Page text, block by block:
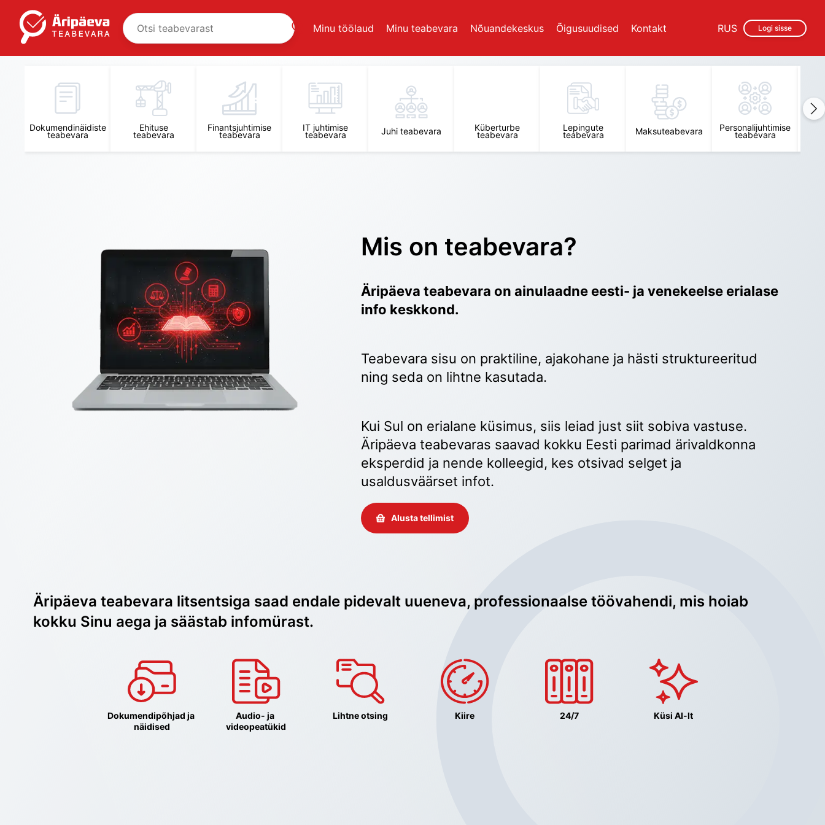
Minu töölaud Minu teabevara Nõuandekeskus Õigusuudised Kontakt Logi sisse
RUS
Dokumendinäidiste
teabevara
Ehituse
teabevara
Finantsjuhtimise
teabevara
IT juhtimise
teabevara Juhi teabevara Küberturbe
teabevara
Lepingute
teabevara Maksuteabevara Personalijuhtimise
teabevara
Mis on teabevara?
Äripäeva teabevara on ainulaadne eesti- ja venekeelse erialase
info keskkond.
Teabevara sisu on praktiline, ajakohane ja hästi struktureeritud
ning seda on lihtne kasutada.
Kui Sul on erialane küsimus, siis leiad just siit sobiva vastuse.
Äripäeva teabevaras saavad kokku Eesti parimad ärivaldkonna
eksperdid ja nende kolleegid, kes otsivad selget ja
usaldusväärset infot.
Alusta tellimist
Äripäeva teabevara litsentsiga saad endale pidevalt uueneva, professionaalse töövahendi, mis hoiab
kokku Sinu aega ja säästab infomürast.
Dokumendipõhjad ja
näidised
Audio- ja
videopeatükid
Lihtne otsing Kiire 24/7 Küsi AI-lt